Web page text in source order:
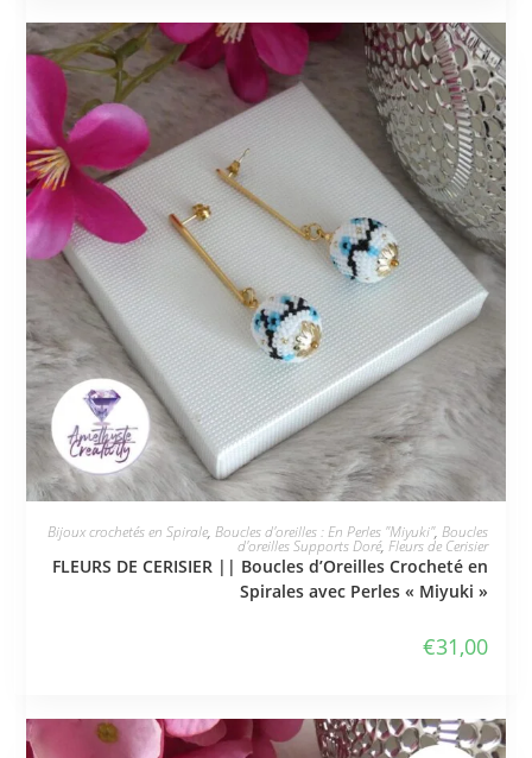
JE L'ADOPTE
Bijoux crochetés en Spirale, Boucles d'oreilles : En Perles "Miyuki", Boucles
d'oreilles Supports Doré, Fleurs de Cerisier
FLEURS DE CERISIER || Boucles d’Oreilles Crocheté en
Spirales avec Perles « Miyuki »
€31,00